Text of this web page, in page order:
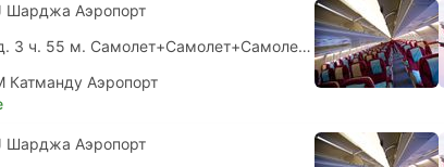
Шарджа Аэропорт
1 д. 3 ч. 55 м. Самолет+Самолет+Самолет.
Катманду Аэропорт
Шарджа Аэропорт